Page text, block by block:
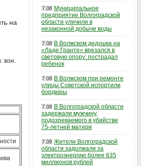
на
7.08 Муниципальное
предприятие Волгоградской
области уличили в
незаконной добыче воды
7.08 В Волжском дедушка на
«Ладе Гранте» врезался в
световую опору: пострадал
ребенок
7.08 В Волжском при ремонте
улицы Советской испортили
бордюры
7.08 В Волгоградской области
задержали мужчину,
подозреваемого в убийстве
75-летней матери
7.08 Жители Волгоградской
области задолжали за
электроэнергию более 635
миллионов рублей